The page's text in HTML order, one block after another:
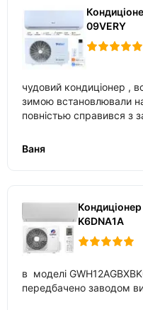
09VERY
чудовий кондиціонер ,
зимою встановлювали
повністью справився з
температури
Ваня
Кондиціонер
K6DNA1A
в моделі
передбачено заводом